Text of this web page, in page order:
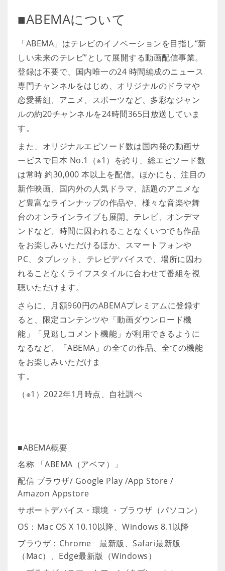
■ABEMAについて
「ABEMA」はテレビのイノベーションを目指し“新
しい未来のテレビ”として展開する動画配信事業。
登録は不要で、国内唯一の24 時間編成のニュース
専門チャンネルをはじめ、オリジナルのドラマや
恋愛番組、アニメ、スポーツなど、多彩なジャン
ルの約20チャンネルを24時間365日放送していま
す。
また、オリジナルエピソード数は国内発の動画サ
ービスで日本 No.1（※1）を誇り、総エピソード数
は常時 約30,000 本以上を配信。ほかにも、注目の
新作映画、国内外の人気ドラマ、話題のアニメな
ど豊富なラインナップの作品や、様々な音楽や舞
台のオンラインライブも展開。テレビ、オンデマ
ンドなど、時間に囚われることなくいつでも作品
をお楽しみいただけるほか、スマートフォンや
PC、タブレット、テレビデバイスで、場所に囚わ
れることなくライフスタイルに合わせて番組を視
聴いただけます。
さらに、月額960円のABEMAプレミアムに登録す
ると、限定コンテンツや「動画ダウンロード機
能」「見逃しコメント機能」が利用できるように
なるなど、「ABEMA」の全ての作品、全ての機能
をお楽しみいただけま
す。
（※1）2022年1月時点、自社調べ
■ABEMA概要
名称 「ABEMA（アベマ）」
配信 ブラウザ/ Google Play /App Store /
Amazon Appstore
サポートデバイス・環境 ・ブラウザ（パソコン）
OS：Mac OS X 10.10以降、Windows 8.1以降
ブラウザ：Chrome 最新版、Safari最新版
（Mac）、Edge最新版（Windows）